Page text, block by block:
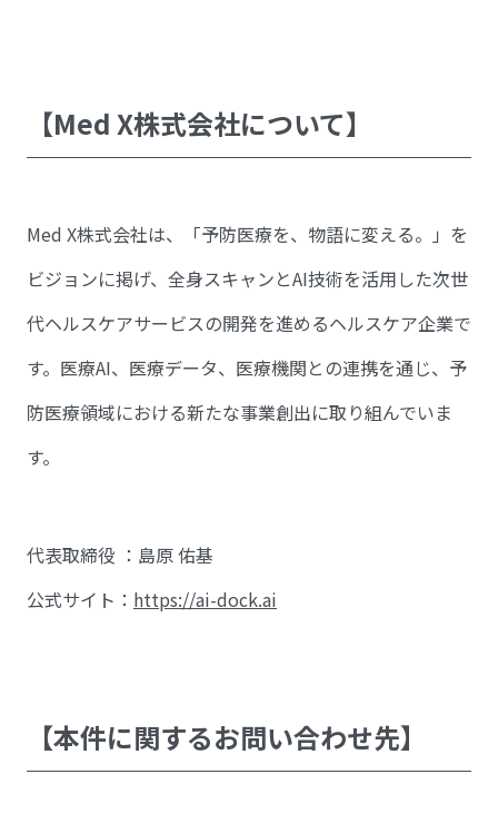
【Med X株式会社について】
Med X株式会社は、「予防医療を、物語に変える。」を
ビジョンに掲げ、全身スキャンとAI技術を活用した次世
代ヘルスケアサービスの開発を進めるヘルスケア企業で
す。医療AI、医療データ、医療機関との連携を通じ、予
防医療領域における新たな事業創出に取り組んでいま
す。
代表取締役 ：島原 佑基
公式サイト： https://ai-dock.ai
【本件に関するお問い合わせ先】